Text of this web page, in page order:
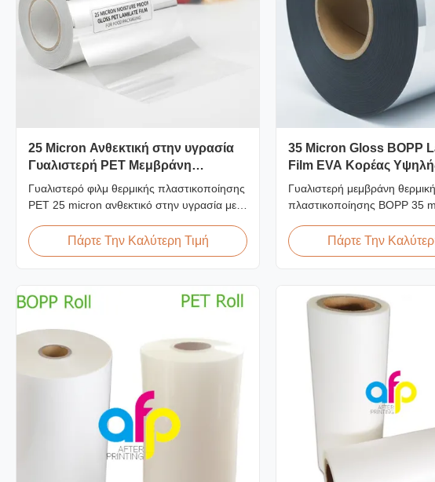
25 Micron Ανθεκτική στην υγρασία
Γυαλιστερή PET Μεμβράνη
Επικάλυψης για Συσκευασία
Τροφίμων
Γυαλιστερό φιλμ θερμικής πλαστικοποίησης
PET 25 micron ανθεκτικό στην υγρασία με
ακτινοβολία, ≤2% απορρόφηση υγρασίας,
συμβατό με FDA για έμμεση επαφή με
Πάρτε Την Καλύτερη Τιμή
35 Micron Gloss BOPP
Film EVA Κορέας
60m/min
Γυαλιστερή μεμβράνη
πλαστικοποίησης BOPP 35
πλάτος 2200 mm, ταχύτητα
πλαστικοποίησης 60 m/min,
δημοσίευσης.
Πάρτε Την